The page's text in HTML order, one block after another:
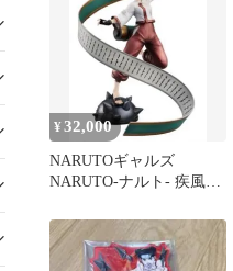
¥32,000
NARUTOギャルズ
NARUTO-ナルト- 疾風伝